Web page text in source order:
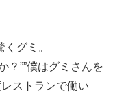
グミ。
？””僕はグミさんを
ストランで働い